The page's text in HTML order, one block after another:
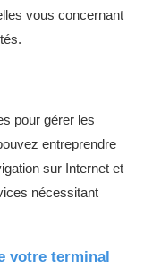
vous concernant
pour gérer les
entreprendre
sur Internet et
nécessitant
votre terminal